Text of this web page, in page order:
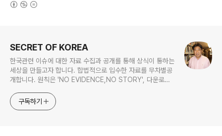
SECRET OF KOREA
한국관련 이슈에 대한 자료 수집과 공개를 통해 상식이 통하는
세상을 만들고자 합니다. 합법적으로 입수한 자료를 무차별공
개합니다. 원칙은 'NO EVIDENCE,NO STORY', 다운로드
jesim56@gmail.com, 안보일때는 구글리더나 RSS로!!
구독하기